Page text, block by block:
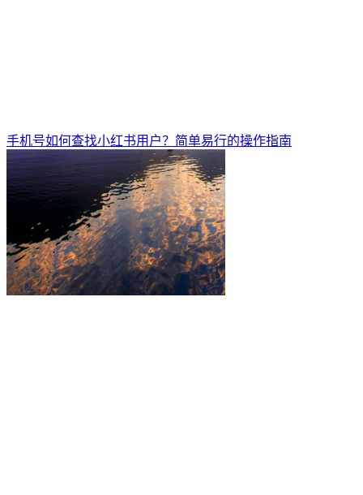
手机号如何查找小红书用户？简单易行的操作指南